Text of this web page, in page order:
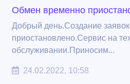
Обмен временно
Добрый день.Создание
приостановлено.Сервис на
обслуживании.Приносим...
24.02.2022, 10:58